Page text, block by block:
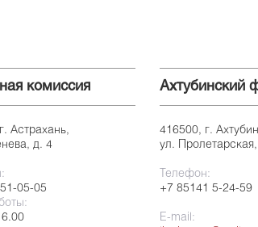
комиссия
Астрахань,
д. 4
05-05
Ахтубинский
416500, г.
ул.
Телефон:
+7 85141 5-24-59
E-mail: